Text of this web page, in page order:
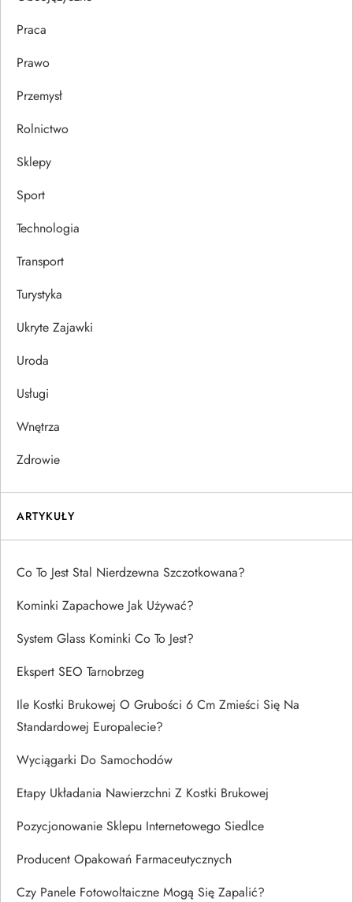
Praca
Prawo
Przemysł
Rolnictwo
Sklepy
Sport
Technologia
Transport
Turystyka
Ukryte Zajawki
Uroda
Usługi
Wnętrza
Zdrowie
ARTYKUŁY
Co To Jest Stal Nierdzewna Szczotkowana?
Kominki Zapachowe Jak Używać?
System Glass Kominki Co To Jest?
Ekspert SEO Tarnobrzeg
Ile Kostki Brukowej O Grubości 6 Cm Zmieści Się Na
Standardowej Europalecie?
Wyciągarki Do Samochodów
Etapy Układania Nawierzchni Z Kostki Brukowej
Pozycjonowanie Sklepu Internetowego Siedlce
Producent Opakowań Farmaceutycznych
Czy Panele Fotowoltaiczne Mogą Się Zapalić?